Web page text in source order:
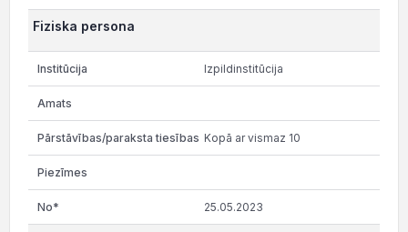
Fiziska persona
Izpildinstitūcija
Kopā ar vismaz 10
25.05.2023